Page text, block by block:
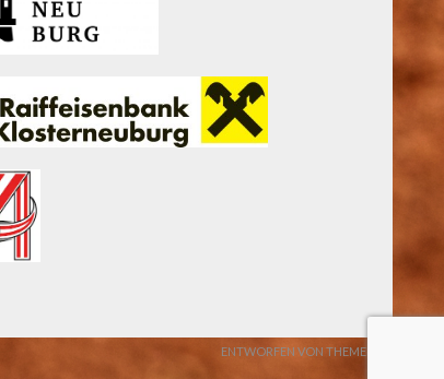
ENTWORFEN VON THEMEBOY